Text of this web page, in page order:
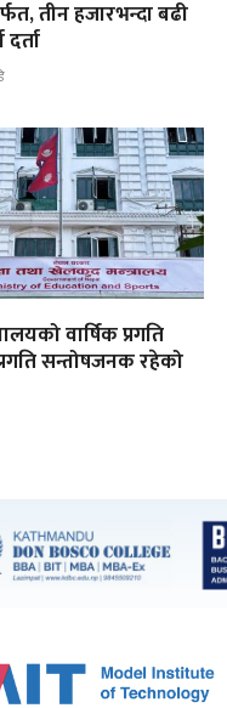
तीन हजारभन्दा बढी
दर्ता
वार्षिक प्रगति
सन्तोषजनक रहेको